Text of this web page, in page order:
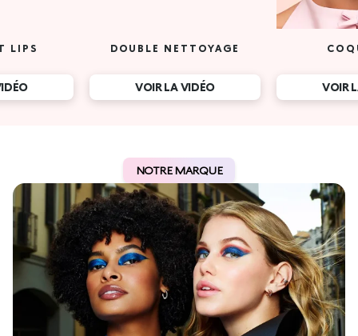
LIPS DOUBLE NETTOYAGE
VOIR LA VIDÉO VOIR
NOTRE MARQUE